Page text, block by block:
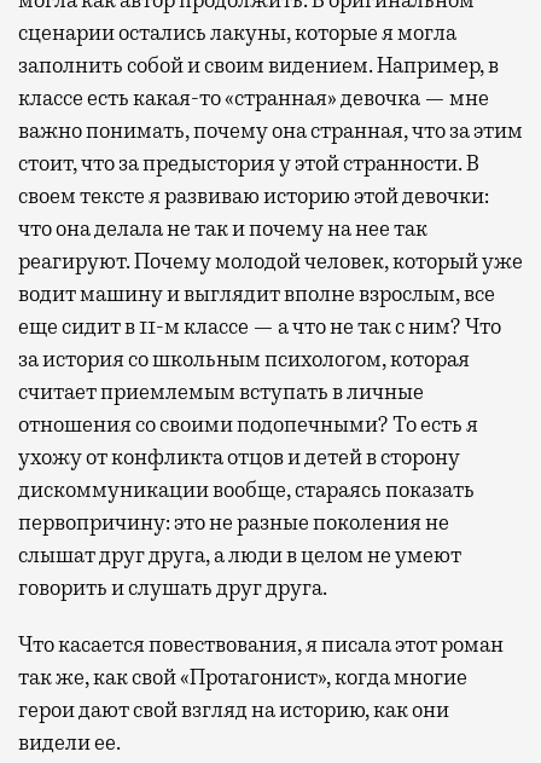
сценарии остались лакуны, которые я могла
заполнить собой и своим видением. Например, в
классе есть какая-то «странная» девочка — мне
важно понимать, почему она странная, что за этим
стоит, что за предыстория у этой странности. В
своем тексте я развиваю историю этой девочки:
что она делала не так и почему на нее так
реагируют. Почему молодой человек, который уже
водит машину и выглядит вполне взрослым, все
еще сидит в 11-м классе — а что не так с ним? Что
за история со школьным психологом, которая
считает приемлемым вступать в личные
отношения со своими подопечными? То есть я
ухожу от конфликта отцов и детей в сторону
дискоммуникации вообще, стараясь показать
первопричину: это не разные поколения не
слышат друг друга, а люди в целом не умеют
говорить и слушать друг друга.
Что касается повествования, я писала этот роман
так же, как свой «Протагонист», когда многие
герои дают свой взгляд на историю, как они
видели ее.